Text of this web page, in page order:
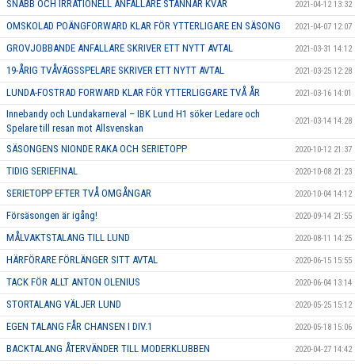
SNABB OCH IRRATIONELL ANFALLARE STANNAR KVAR 2021-04-12 13:32
OMSKOLAD POÄNGFORWARD KLAR FÖR YTTERLIGARE EN SÄSONG 2021-04-07 12:07
GROVJOBBANDE ANFALLARE SKRIVER ETT NYTT AVTAL 2021-03-31 14:12
19-ÅRIG TVÅVÄGSSPELARE SKRIVER ETT NYTT AVTAL 2021-03-25 12:28
LUNDA-FOSTRAD FORWARD KLAR FÖR YTTERLIGGARE TVÅ ÅR 2021-03-16 14:01
Innebandy och Lundakarneval – IBK Lund H1 söker Ledare och
Spelare till resan mot Allsvenskan
2021-03-14 14:28
SÄSONGENS NIONDE RAKA OCH SERIETOPP 2020-10-12 21:37
TIDIG SERIEFINAL 2020-10-08 21:23
SERIETOPP EFTER TVÅ OMGÅNGAR 2020-10-04 14:12
Försäsongen är igång! 2020-09-14 21:55
MÅLVAKTSTALANG TILL LUND 2020-08-11 14:25
HÄRFÖRARE FÖRLÄNGER SITT AVTAL 2020-06-15 15:55
TACK FÖR ALLT ANTON OLENIUS 2020-06-04 13:14
STORTALANG VÄLJER LUND 2020-05-25 15:12
EGEN TALANG FÅR CHANSEN I DIV.1 2020-05-18 15:06
BACKTALANG ÅTERVÄNDER TILL MODERKLUBBEN 2020-04-27 14:42